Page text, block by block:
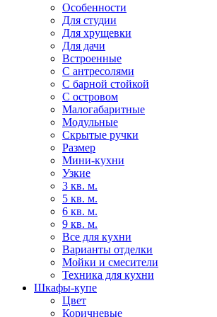
Особенности
Для студии
Для хрущевки
Для дачи
Встроенные
С антресолями
С барной стойкой
С островом
Малогабаритные
Модульные
Скрытые ручки
Размер
Мини-кухни
Узкие
3 кв. м.
5 кв. м.
6 кв. м.
9 кв. м.
Все для кухни
Варианты отделки
Мойки и смесители
Техника для кухни
Шкафы-купе
Цвет
Коричневые